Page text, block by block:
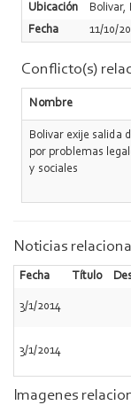
Ubicación
Bolivar,
Fecha
11/10/
Conflicto(s)
Nombre
Bolivar exije salida
por problemas
y sociales
Noticias
Fecha Título
3/1/2014
3/1/2014
Imagenes